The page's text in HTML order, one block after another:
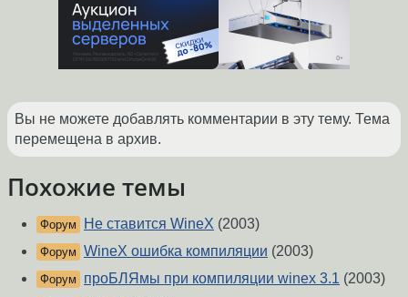
Вы не можете добавлять комментарии в эту тему. Тема
перемещена в архив.
Похожие темы
Форум Не ставится WineX (2003)
Форум WineX ошибка компиляции (2003)
Форум проБЛЯмы при компиляции winex 3.1 (2003)